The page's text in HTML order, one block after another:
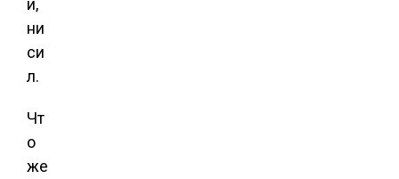
и,
ни
си
л.
Чт
о
же